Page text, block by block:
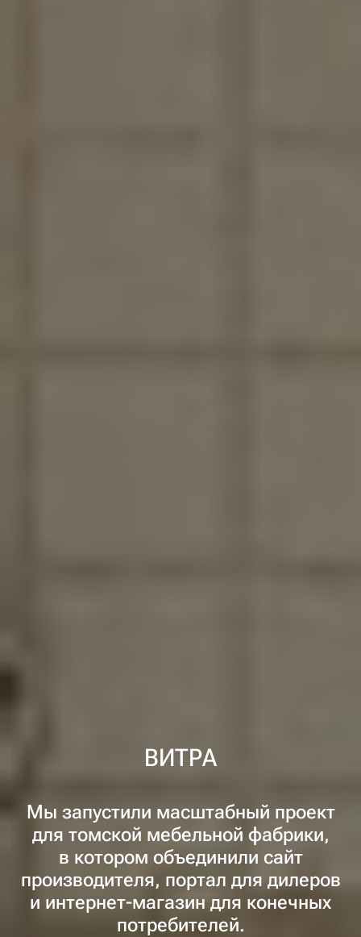
ВИТРА
Мы запустили масштабный проект
для томской мебельной фабрики,
в котором объединили сайт
производителя, портал для дилеров
и интернет-магазин для конечных
потребителей.